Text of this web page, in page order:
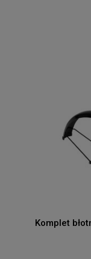
Komplet